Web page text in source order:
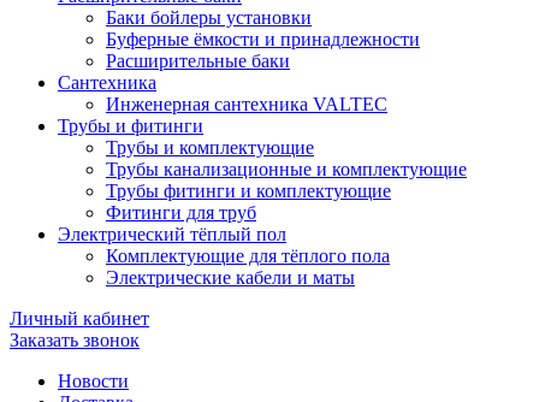
Баки бойлеры установки
Буферные ёмкости и принадлежности
Расширительные баки
Сантехника
Инженерная сантехника VALTEC
Трубы и фитинги
Трубы и комплектующие
Трубы канализационные и комплектующие
Трубы фитинги и комплектующие
Фитинги для труб
Электрический тёплый пол
Комплектующие для тёплого пола
Электрические кабели и маты
Личный кабинет
Заказать звонок
Новости